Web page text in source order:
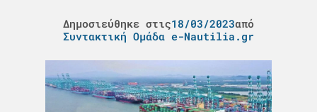
Δημοσιεύθηκε στις18/03/2023από
Συντακτική Ομάδα e-Nautilia.gr